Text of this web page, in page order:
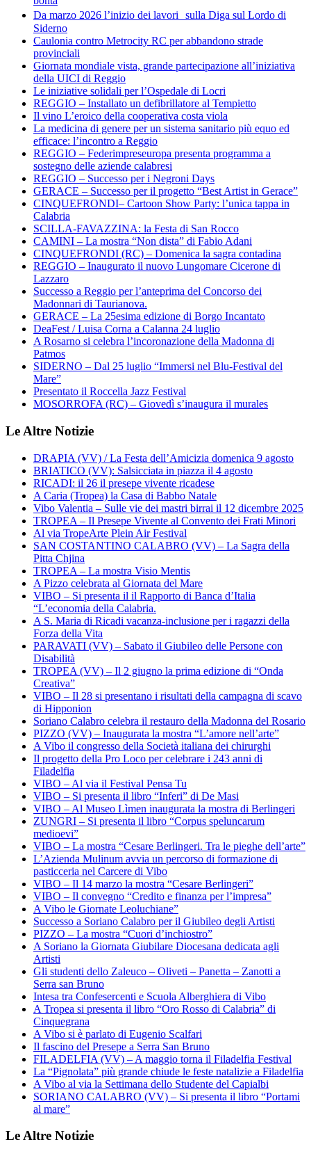
Da marzo 2026 l’inizio dei lavori sulla Diga sul Lordo di
Siderno
Caulonia contro Metrocity RC per abbandono strade
provinciali
Giornata mondiale vista, grande partecipazione all’iniziativa
della UICI di Reggio
Le iniziative solidali per l’Ospedale di Locri
REGGIO – Installato un defibrillatore al Tempietto
Il vino L’eroico della cooperativa costa viola
La medicina di genere per un sistema sanitario più equo ed
efficace: l’incontro a Reggio
REGGIO – Federimpreseuropa presenta programma a
sostegno delle aziende calabresi
REGGIO – Successo per i Negroni Days
GERACE – Successo per il progetto “Best Artist in Gerace”
CINQUEFRONDI– Cartoon Show Party: l’unica tappa in
Calabria
SCILLA-FAVAZZINA: la Festa di San Rocco
CAMINI – La mostra “Non dista” di Fabio Adani
CINQUEFRONDI (RC) – Domenica la sagra contadina
REGGIO – Inaugurato il nuovo Lungomare Cicerone di
Lazzaro
Successo a Reggio per l’anteprima del Concorso dei
Madonnari di Taurianova.
GERACE – La 25esima edizione di Borgo Incantato
DeaFest / Luisa Corna a Calanna 24 luglio
A Rosarno si celebra l’incoronazione della Madonna di
Patmos
SIDERNO – Dal 25 luglio “Immersi nel Blu-Festival del
Mare”
Presentato il Roccella Jazz Festival
MOSORROFA (RC) – Giovedì s’inaugura il murales
Le Altre Notizie
DRAPIA (VV) / La Festa dell’Amicizia domenica 9 agosto
BRIATICO (VV): Salsicciata in piazza il 4 agosto
RICADI: il 26 il presepe vivente ricadese
A Caria (Tropea) la Casa di Babbo Natale
Vibo Valentia – Sulle vie dei mastri birrai il 12 dicembre 2025
TROPEA – Il Presepe Vivente al Convento dei Frati Minori
Al via TropeArte Plein Air Festival
SAN COSTANTINO CALABRO (VV) – La Sagra della
Pitta Chjina
TROPEA – La mostra Visio Mentis
A Pizzo celebrata al Giornata del Mare
VIBO – Si presenta il il Rapporto di Banca d’Italia
“L’economia della Calabria.
A S. Maria di Ricadi vacanza-inclusione per i ragazzi della
Forza della Vita
PARAVATI (VV) – Sabato il Giubileo delle Persone con
Disabilità
TROPEA (VV) – Il 2 giugno la prima edizione di “Onda
Creativa”
VIBO – Il 28 si presentano i risultati della campagna di scavo
di Hipponion
Soriano Calabro celebra il restauro della Madonna del Rosario
PIZZO (VV) – Inaugurata la mostra “L’amore nell’arte”
A Vibo il congresso della Società italiana dei chirurghi
Il progetto della Pro Loco per celebrare i 243 anni di
Filadelfia
VIBO – Al via il Festival Pensa Tu
VIBO – Si presenta il libro “Inferi” di De Masi
VIBO – Al Museo Lìmen inaugurata la mostra di Berlingeri
ZUNGRI – Si presenta il libro “Corpus speluncarum
medioevi”
VIBO – La mostra “Cesare Berlingeri. Tra le pieghe dell’arte”
L’Azienda Mulinum avvia un percorso di formazione di
pasticceria nel Carcere di Vibo
VIBO – Il 14 marzo la mostra “Cesare Berlingeri”
VIBO – Il convegno “Credito e finanza per l’impresa”
A Vibo le Giornate Leoluchiane”
Successo a Soriano Calabro per il Giubileo degli Artisti
PIZZO – La mostra “Cuori d’inchiostro”
A Soriano la Giornata Giubilare Diocesana dedicata agli
Artisti
Gli studenti dello Zaleuco – Oliveti – Panetta – Zanotti a
Serra san Bruno
Intesa tra Confesercenti e Scuola Alberghiera di Vibo
A Tropea si presenta il libro “Oro Rosso di Calabria” di
Cinquegrana
A Vibo si è parlato di Eugenio Scalfari
Il fascino del Presepe a Serra San Bruno
FILADELFIA (VV) – A maggio torna il Filadelfia Festival
La “Pignolata” più grande chiude le feste natalizie a Filadelfia
A Vibo al via la Settimana dello Studente del Capialbi
SORIANO CALABRO (VV) – Si presenta il libro “Portami
al mare”
Le Altre Notizie